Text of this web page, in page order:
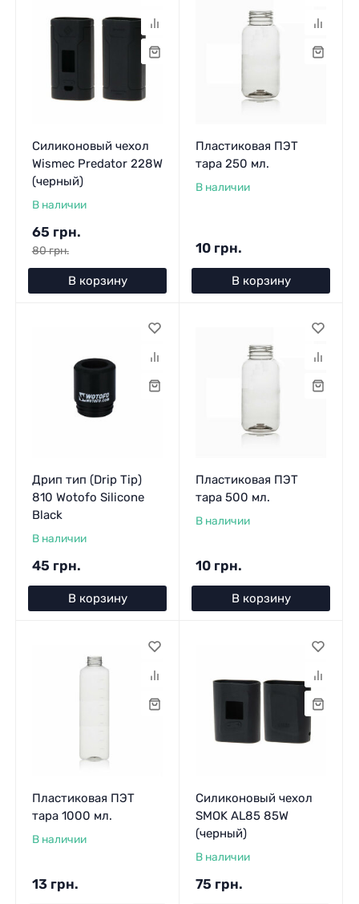
Силиконовый чехол
Wismec Predator 228W
(черный)
В наличии
65 грн.
80 грн.
В корзину
Пластиковая ПЭТ
тара 250 мл.
В наличии
10 грн.
В корзину
Дрип тип (Drip Tip)
810 Wotofo Silicone
Black
В наличии
45 грн.
В корзину
Пластиковая ПЭТ
тара 500 мл.
В наличии
10 грн.
В корзину
Пластиковая ПЭТ
тара 1000 мл.
В наличии
13 грн.
Силиконовый чехол
SMOK AL85 85W
(черный)
В наличии
75 грн.